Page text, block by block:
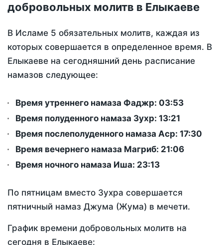
добровольных молитв в Елыкаеве
В Исламе 5 обязательных молитв, каждая из
которых совершается в определенное время. В
Елыкаеве на сегодняшний день расписание
намазов следующее:
Время утреннего намаза Фаджр: 03:53
Время полуденного намаза Зухр: 13:21
Время послеполуденного намаза Аср: 17:30
Время вечернего намаза Магриб: 21:06
Время ночного намаза Иша: 23:13
По пятницам вместо Зухра совершается
пятничный намаз Джума (Жума) в мечети.
График времени добровольных молитв на
сегодня в Елыкаеве: